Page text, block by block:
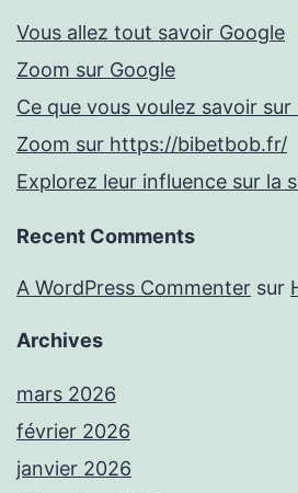
Vous allez tout savoir Google
Zoom sur Google
Ce que vous voulez savoir
Zoom sur https://bibetbob.fr/
Explorez leur influence sur la
Recent Comments
A WordPress Commenter sur
Archives
mars 2026
février 2026
janvier 2026